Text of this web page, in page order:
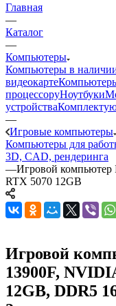
Главная
—
Каталог
—
Компьютеры
Компьютеры в
видеокарте
процессоруНоутбуки
устройства
—
Игровые компьютеры
Компьютеры для
3D, CAD, рендеринга
—Игровой компьютер
RTX 5070 12GB
Игровой
13900F,
12GB, DDR5